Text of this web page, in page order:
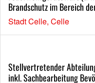
Brandschutz im Bereich
Stadt Celle, Celle
Stellvertretender
inkl. Sachbearbeitung